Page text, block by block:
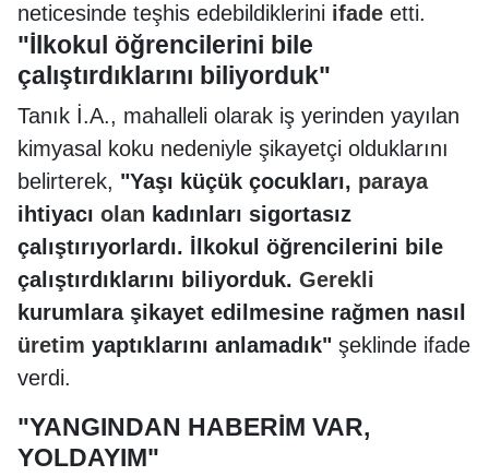
neticesinde teşhis edebildiklerini ifade etti.
"İlkokul öğrencilerini bile
çalıştırdıklarını biliyorduk"
Tanık İ.A., mahalleli olarak iş yerinden yayılan
kimyasal koku nedeniyle şikayetçi olduklarını
belirterek, "Yaşı küçük çocukları, paraya
ihtiyacı olan kadınları sigortasız
çalıştırıyorlardı. İlkokul öğrencilerini bile
çalıştırdıklarını biliyorduk. Gerekli
kurumlara şikayet edilmesine rağmen nasıl
üretim yaptıklarını anlamadık" şeklinde ifade
verdi.
"YANGINDAN HABERİM VAR,
YOLDAYIM"